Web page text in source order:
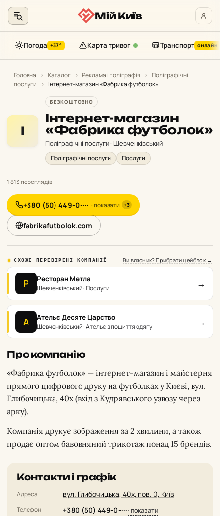
контенту
Мій Київ
Погода +37° Карта тривог Транспорт онлайн
Головна › Каталог › Реклама і поліграфія › Поліграфічні
послуги
› Інтернет-магазин «Фабрика футболок»
І
БЕЗКОШТОВНО
Інтернет-магазин
«Фабрика футболок»
Поліграфічні послуги · Шевченківський
Поліграфічні послуги Послуги
1 813 переглядів
+380 (50) 449-0-··· · показати +3
fabrikafutbolok.com
СХОЖІ ПЕРЕВІРЕНІ КОМПАНІЇ Ви власник? Прибрати цей блок →
Р Ресторан Метла
Шевченківський · Послуги →
А Ательє Десяте Царство
Шевченківський · Ательє з пошиття одягу →
Про компанію
«Фабрика футболок» — інтернет-магазин і майстерня
прямого цифрового друку на футболках у Києві, вул.
Глибочицька, 40х (вхід з Кудрявського узвозу через
арку).
Компанія друкує зображення за 2 хвилини, а також
продає оптом бавовняний трикотаж понад 15 брендів.
Контакти і графік
Адреса вул. Глибочицька, 40х, пов. 0, Київ
Телефон +380 (50) 449-0-···· показати